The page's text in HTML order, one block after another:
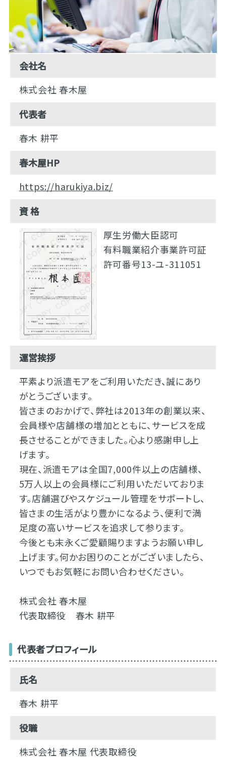
会社名
株式会社 春木屋
代表者
春木 耕平
春木屋HP
https://harukiya.biz/
資 格
厚生労働大臣認可
有料職業紹介事業許可証
許可番号13-ユ-311051
運営挨拶
平素より派遣モアをご利用いただき、誠にあり
がとうございます。
皆さまのおかげで、弊社は2013年の創業以来、
会員様や店舗様の増加とともに、サービスを成
長させることができました。心より感謝申し上
げます。
現在、派遣モアは全国7,000件以上の店舗様、
5万人以上の会員様にご利用いただいておりま
す。店舗選びやスケジュール管理をサポートし、
皆さまの生活がより豊かになるよう、便利で満
足度の高いサービスを追求して参ります。
今後とも末永くご愛顧賜りますようお願い申し
上げます。何かお困りのことがございましたら、
いつでもお気軽にお問い合わせください。
株式会社 春木屋
代表取締役 春木 耕平
代表者プロフィール
氏名
春木 耕平
役職
株式会社 春木屋 代表取締役